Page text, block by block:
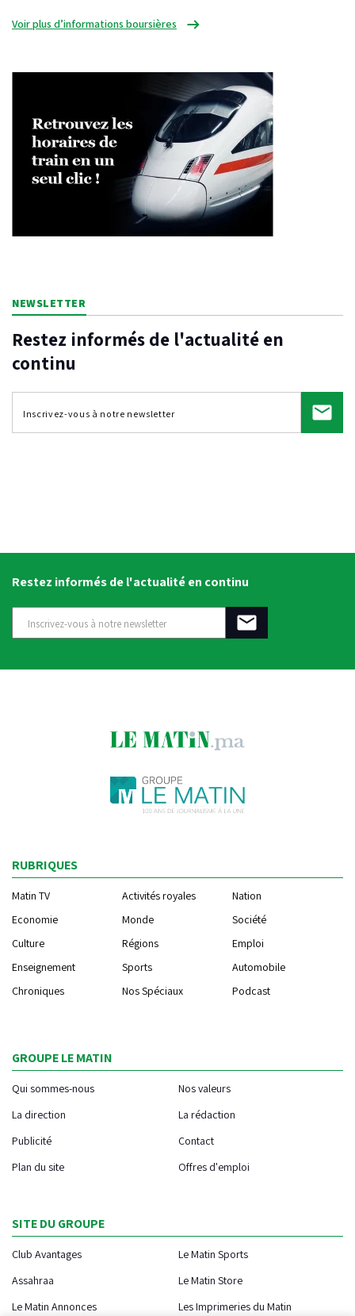
Voir plus d’informations boursières
NEWSLETTER
Restez informés de l'actualité en
continu
Restez informés de l'actualité en continu
RUBRIQUES
Matin TV Activités royales
Nation
Economie
Monde
Société
Culture
Régions
Emploi
Enseignement
Sports
Automobile
Chroniques
Nos Spéciaux Podcast
GROUPE LE MATIN
Qui sommes-nous
Nos valeurs
La direction
La rédaction
Publicité
Contact
Plan du site
Offres d'emploi
SITE DU GROUPE
Club Avantages
Le Matin Sports
Assahraa
Le Matin Store
Le Matin Annonces
Les Imprimeries du Matin